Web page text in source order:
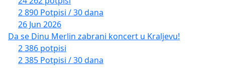
2 890 Potpisi / 30 dana
26 Jun 2026
Da se Dinu Merlin zabrani koncert u Kraljevu!
2 386 potpisi
2 385 Potpisi / 30 dana